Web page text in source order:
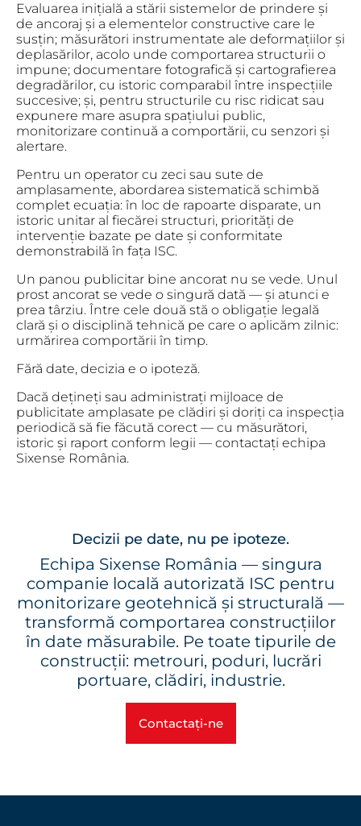
Evaluarea inițială a stării sistemelor de prindere și
de ancoraj și a elementelor constructive care le
susțin; măsurători instrumentate ale deformațiilor și
deplasărilor, acolo unde comportarea structurii o
impune; documentare fotografică și cartografierea
degradărilor, cu istoric comparabil între inspecțiile
succesive; și, pentru structurile cu risc ridicat sau
expunere mare asupra spațiului public,
monitorizare continuă a comportării, cu senzori și
alertare.
Pentru un operator cu zeci sau sute de
amplasamente, abordarea sistematică schimbă
complet ecuația: în loc de rapoarte disparate, un
istoric unitar al fiecărei structuri, priorități de
intervenție bazate pe date și conformitate
demonstrabilă în fața ISC.
Un panou publicitar bine ancorat nu se vede. Unul
prost ancorat se vede o singură dată — și atunci e
prea târziu. Între cele două stă o obligație legală
clară și o disciplină tehnică pe care o aplicăm zilnic:
urmărirea comportării în timp.
Fără date, decizia e o ipoteză.
Dacă dețineți sau administrați mijloace de
publicitate amplasate pe clădiri și doriți ca inspecția
periodică să fie făcută corect — cu măsurători,
istoric și raport conform legii — contactați echipa
Sixense România.
Decizii pe date, nu pe ipoteze.
Echipa Sixense România — singura
companie locală autorizată ISC pentru
monitorizare geotehnică și structurală —
transformă comportarea construcțiilor
în date măsurabile. Pe toate tipurile de
construcții: metrouri, poduri, lucrări
portuare, clădiri, industrie.
Contactați-ne